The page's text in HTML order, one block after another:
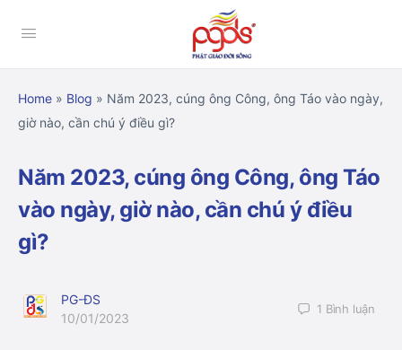
Home » Blog » Năm 2023, cúng ông Công, ông Táo vào ngày,
giờ nào, cần chú ý điều gì?
Năm 2023, cúng ông Công, ông Táo
vào ngày, giờ nào, cần chú ý điều
gì?
PG-ĐS
10/01/2023
1 Bình luận